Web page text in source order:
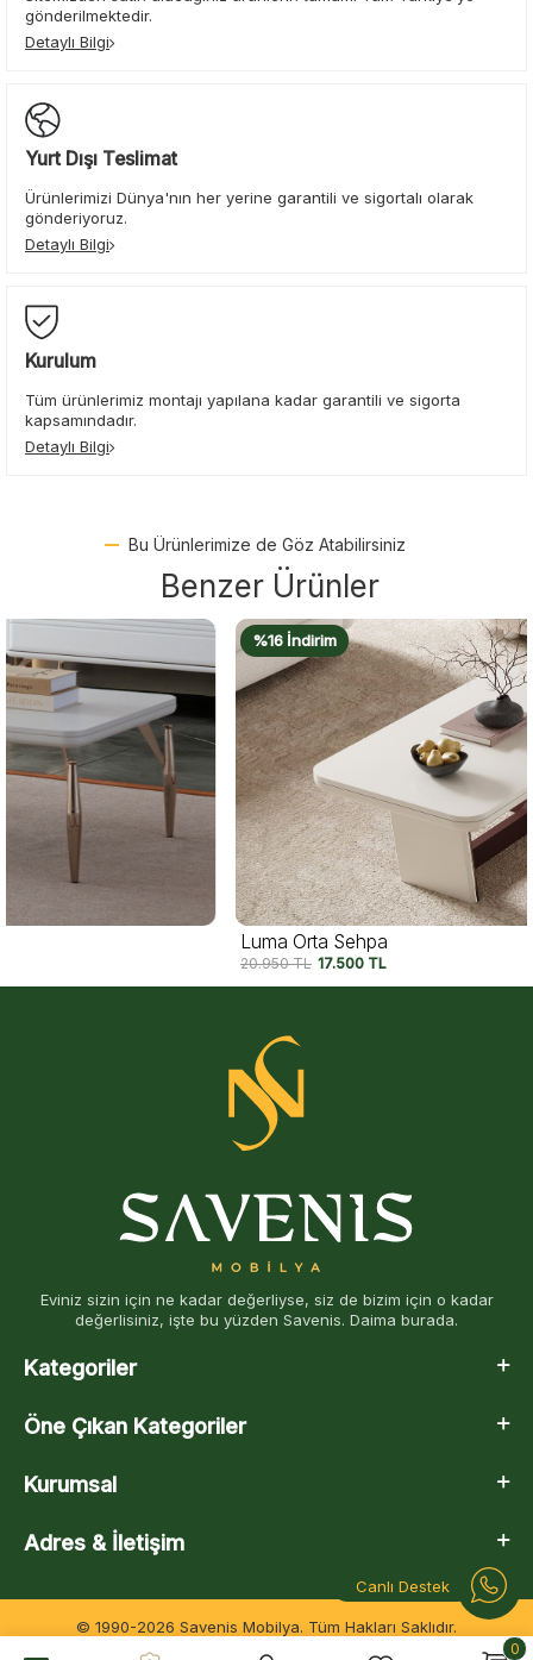
Canlı Destek
0
gönderilmektedir.
Detaylı Bilgi
Yurt Dışı Teslimat
Ürünlerimizi Dünya'nın her yerine garantili ve sigortalı olarak
gönderiyoruz.
Detaylı Bilgi
Kurulum
Tüm ürünlerimiz montajı yapılana kadar garantili ve sigorta
kapsamındadır.
Detaylı Bilgi
Bu Ürünlerimize de Göz Atabilirsiniz
Benzer Ürünler
Eviniz sizin için ne kadar değerliyse, siz de bizim için o kadar
değerlisiniz, işte bu yüzden Savenis. Daima burada.
Kategoriler
Öne Çıkan Kategoriler
Kurumsal
Adres & İletişim
© 1990-2026 Savenis Mobilya. Tüm Hakları Saklıdır.